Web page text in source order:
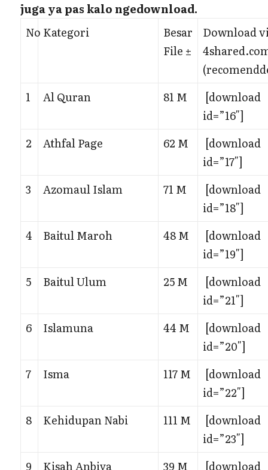
juga ya pas kalo ngedownload.
No Kategori
Besar
File ±
Download
1
Al Quran 81 M
[download
id=”16″]
2
Athfal Page 62 M
[download
id=”17″]
3
Azomaul Islam 71 M
[download
id=”18″]
4
Baitul Maroh 48 M
[download
id=”19″]
5
Baitul Ulum 25 M
[download
id=”21″]
6
Islamuna 44 M
[download
id=”20″]
7
Isma 117 M
[download
id=”22″]
8
Kehidupan Nabi 111 M
[download
id=”23″]
9
Kisah Anbiya 39 M
[download